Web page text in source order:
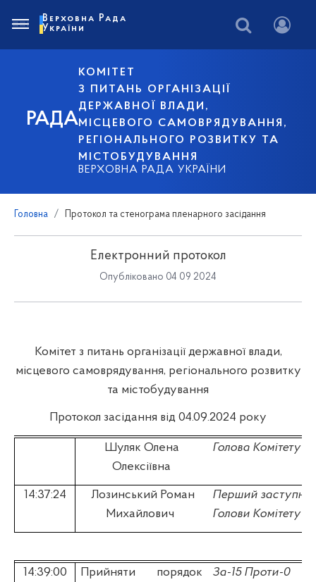
РАДА
КОМІТЕТ
З ПИТАНЬ ОРГАНІЗАЦІЇ
ДЕРЖАВНОЇ ВЛАДИ,
МІСЦЕВОГО САМОВРЯДУВАННЯ,
РЕГІОНАЛЬНОГО РОЗВИТКУ ТА
МІСТОБУДУВАННЯ
ВЕРХОВНА РАДА УКРАЇНИ
Верховна Рада
України
Головна Протокол та стенограма пленарного засідання
Електронний протокол
Опубліковано 04 09 2024
Комітет з питань організації державної влади,
місцевого самоврядування, регіонального розвитку
та містобудування
Протокол засідання від 04.09.2024 року
Шуляк Олена
Олексіївна
Голова Комітету
14:37:24
Лозинський Роман
Михайлович
Перший
Голови Комітету
14:39:00
Прийняти порядок
За-15 Проти-0